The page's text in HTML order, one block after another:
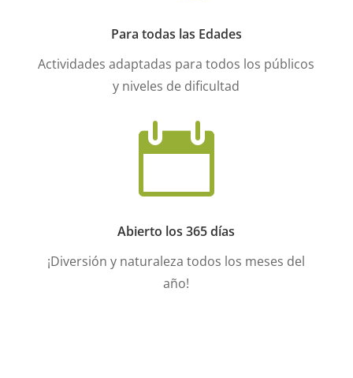
Para todas las Edades
Actividades adaptadas para todos los públicos
y niveles de dificultad

Abierto los 365 días
¡Diversión y naturaleza todos los meses del
año!